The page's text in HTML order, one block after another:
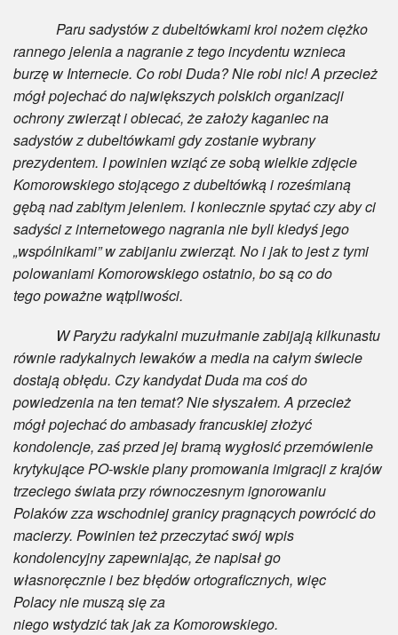
Paru sadystów z dubeltówkami kroi nożem ciężko
rannego jelenia a nagranie z tego incydentu wznieca
burzę w Internecie. Co robi Duda? Nie robi nic! A przecież
mógł pojechać do największych polskich organizacji
ochrony zwierząt i obiecać, że założy kaganiec na
sadystów z dubeltówkami gdy zostanie wybrany
prezydentem. I powinien wziąć ze sobą wielkie zdjęcie
Komorowskiego stojącego z dubeltówką i roześmianą
gębą nad zabitym jeleniem. I koniecznie spytać czy aby ci
sadyści z internetowego nagrania nie byli kiedyś jego
„wspólnikami” w zabijaniu zwierząt. No i jak to jest z tymi
polowaniami Komorowskiego ostatnio, bo są co do
tego poważne wątpliwości.
W Paryżu radykalni muzułmanie zabijają kilkunastu
równie radykalnych lewaków a media na całym świecie
dostają obłędu. Czy kandydat Duda ma coś do
powiedzenia na ten temat? Nie słyszałem. A przecież
mógł pojechać do ambasady francuskiej złożyć
kondolencje, zaś przed jej bramą wygłosić przemówienie
krytykujące PO-wskie plany promowania imigracji z krajów
trzeciego świata przy równoczesnym ignorowaniu
Polaków zza wschodniej granicy pragnących powrócić do
macierzy. Powinien też przeczytać swój wpis
kondolencyjny zapewniając, że napisał go
własnoręcznie i bez błędów ortograficznych, więc
Polacy nie muszą się za
niego wstydzić tak jak za Komorowskiego.